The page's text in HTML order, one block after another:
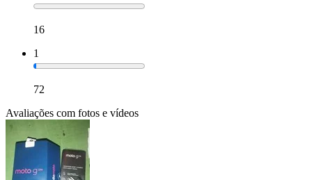
16
1
72
Avaliações com fotos e vídeos